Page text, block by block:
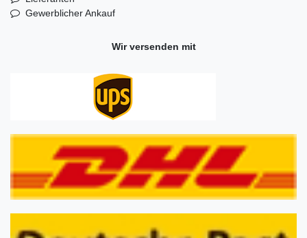
Gewerblicher Ankauf
Wir versenden mit